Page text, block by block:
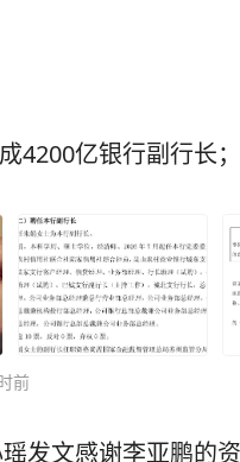
留下陪朕吧。”这句话
不出声音。
将两人的影子投在墙
依旧握着他的
，仿佛在抚摸一件值
和力度，心里只有一个
人物便是薛怀义。 这时候，武则天的
璆的消息，开始着急
定干一件惊天动地的大
堂给烧了。对武则天
了倒计时。695年二
4200亿银行副行长
前
发文感谢李亚鹏的